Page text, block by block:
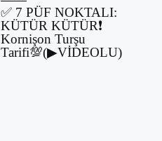
✅ 7 PÜF NOKTALI:
KÜTÜR KÜTÜR❗
Kornişon Turşu
Tarifi💯(▶VİDEOLU)